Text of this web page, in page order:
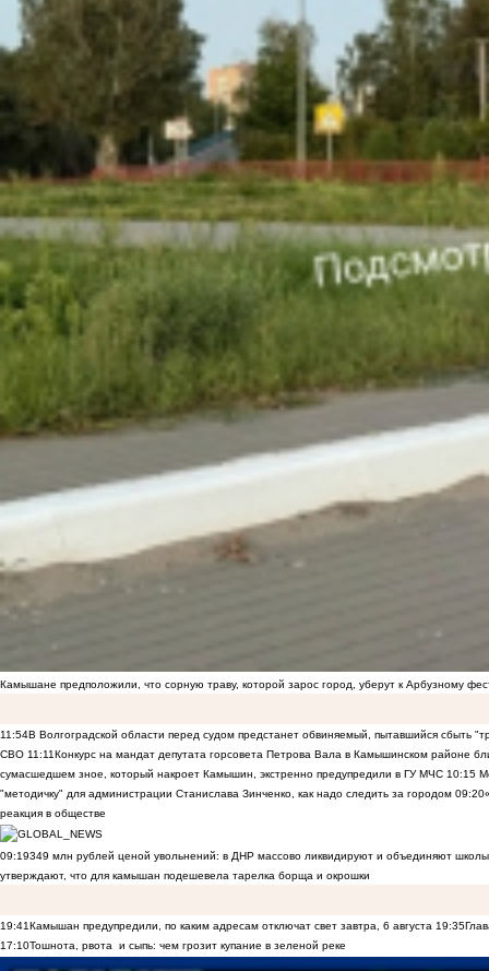
Камышане предположили, что сорную траву, которой зарос город, уберут к Арбузному
11:54В Волгоградской области перед судом предстанет обвиняемый, пытавшийся сбыть
СВО 11:11Конкурс на мандат депутата горсовета Петрова Вала в Камышинском районе
сумасшедшем зное, который накроет Камышин, экстренно предупредили в ГУ МЧС 10:15
"методичку" для администрации Станислава Зинченко, как надо следить за городом 09:20
реакция в обществе
09:19349 млн рублей ценой увольнений: в ДНР массово ликвидируют и объединяют
утверждают, что для камышан подешевела тарелка борща и окрошки
19:41Камышан предупредили, по каким адресам отключат свет завтра, 6 августа 19:35
17:10Тошнота, рвота и сыпь: чем грозит купание в зеленой реке